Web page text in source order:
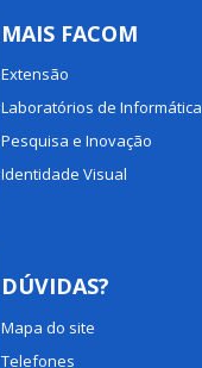
MAIS FACOM
Extensão
Laboratórios de Informática
Pesquisa e Inovação
Identidade Visual
DÚVIDAS?
Mapa do site
Telefones